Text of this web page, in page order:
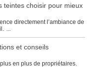
teintes choisir pour mieux
directement l’ambiance de
...
et conseils
en plus de propriétaires.